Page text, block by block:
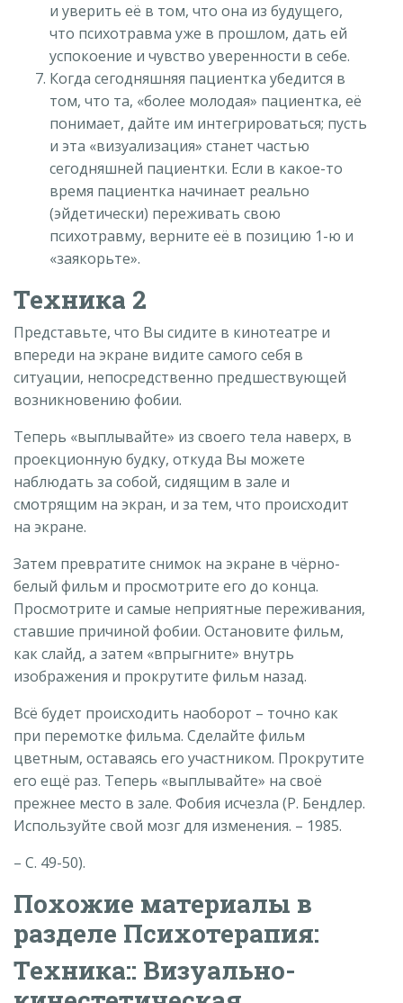
и уверить её в том, что она из будущего,
что психотравма уже в прошлом, дать ей
успокоение и чувство уверенности в себе.
Когда сегодняшняя пациентка убедится в
том, что та, «более молодая» пациентка, её
понимает, дайте им интегрироваться; пусть
и эта «визуализация» станет частью
сегодняшней пациентки. Если в какое-то
время пациентка начинает реально
(эйдетически) переживать свою
психотравму, верните её в позицию 1-ю и
«заякорьте».
Техника 2
Представьте, что Вы сидите в кинотеатре и
впереди на экране видите самого себя в
ситуации, непосредственно предшествующей
возникновению фобии.
Теперь «выплывайте» из своего тела наверх, в
проекционную будку, откуда Вы можете
наблюдать за собой, сидящим в зале и
смотрящим на экран, и за тем, что происходит
на экране.
Затем превратите снимок на экране в чёрно-
белый фильм и просмотрите его до конца.
Просмотрите и самые неприятные переживания,
ставшие причиной фобии. Остановите фильм,
как слайд, а затем «впрыгните» внутрь
изображения и прокрутите фильм назад.
Всё будет происходить наоборот – точно как
при перемотке фильма. Сделайте фильм
цветным, оставаясь его участником. Прокрутите
его ещё раз. Теперь «выплывайте» на своё
прежнее место в зале. Фобия исчезла (Р. Бендлер.
Используйте свой мозг для изменения. – 1985.
– С. 49-50).
Похожие материалы в
разделе Психотерапия:
Техника:: Визуально-